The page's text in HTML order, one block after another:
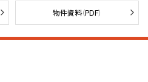
物件資料（PDF）